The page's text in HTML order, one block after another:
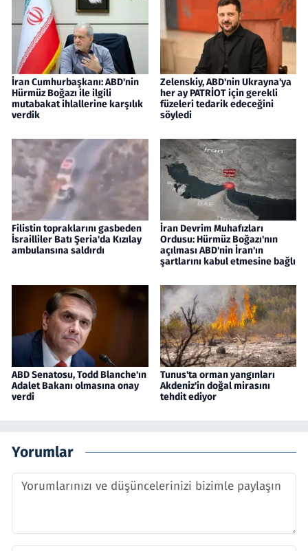
İran Cumhurbaşkanı: ABD'nin
Hürmüz Boğazı ile ilgili
mutabakat ihlallerine karşılık
verdik
Zelenskiy, ABD'nin Ukrayna'ya
her ay PATRİOT için gerekli
füzeleri tedarik edeceğini
söyledi
Filistin topraklarını gasbeden
İsrailliler Batı Şeria'da Kızılay
ambulansına saldırdı
İran Devrim Muhafızları
Ordusu: Hürmüz Boğazı'nın
açılması ABD'nin İran'ın
şartlarını kabul etmesine bağlı
ABD Senatosu, Todd Blanche'ın
Adalet Bakanı olmasına onay
verdi
Tunus'ta orman yangınları
Akdeniz'in doğal mirasını
tehdit ediyor
Yorumlar